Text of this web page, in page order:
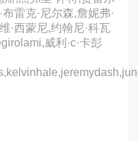
布雷克·尼尔森,詹妮弗·
·西蒙尼,约翰尼·科瓦
威利·c·卡彭